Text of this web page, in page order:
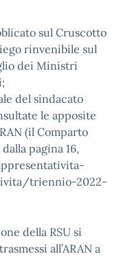
sul Cruscotto
rinvenibile sul
dei Ministri
del sindacato
le apposite
(il Comparto
dalla pagina 16,
triennio-2022-
della RSU si
all’ARAN a